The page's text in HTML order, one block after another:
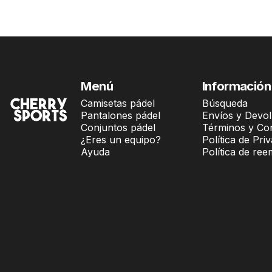
CHERRY SPORTS LABMenú
Camisetas pádel
Pantalones pádel
Conjuntos pádel
¿Eres un equipo?
Ayuda
Información
Búsqueda
Envíos y
Términos y
Política de
Política de